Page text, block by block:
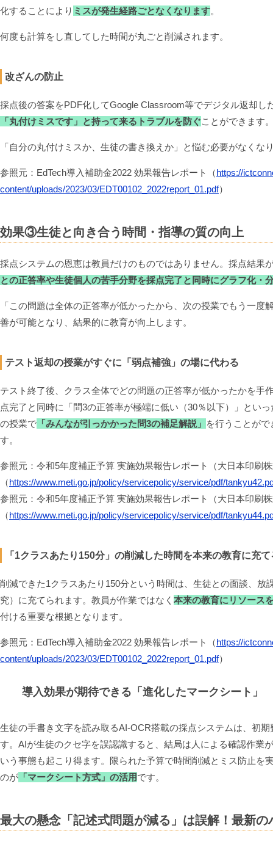
化することにより ミスが発生経路ごとなくなります。
何度も計算をし直してした時間が丸ごと削減されます。
改ざんの防止
採点後の答案をPDF化してGoogle Classroom等でデジタル返却し
「丸付けミスです」と持って来るトラブルを防ぐことができます
「自分の丸付けミスか、生徒の書き換えか」と悩む必要がなく
参照元：EdTech導入補助金2022 効果報告レポート（https://
content/uploads/2023/03/EDT00102_2022report_01.pdf）
効果③生徒と向き合う時間・指導の質の向上
採点システムの恩恵は教員だけのものではありません。採点結果
との正答率や生徒個人の苦手分野を採点完了と同時にグラフ化・
「この問題は全体の正答率が低かったから、次の授業でもう一
善が可能となり、結果的に教育が向上します。
テスト返却の授業がすぐに「弱点補強」の場に代わる
テスト終了後、クラス全体でどの問題の正答率が低かったかを手
点完了と同時に「問3の正答率が極端に低い（30％以下）」とい
の授業で 「みんなが引っかかった問3の補足解説」 を行うことが
す。
参照元：令和5年度補正予算 実施効果報告レポート（大日本印刷
（https://www.meti.go.jp/policy/servicepolicy/service/pdf/
参照元：令和5年度補正予算 実施効果報告レポート（大日本印刷
（https://www.meti.go.jp/policy/servicepolicy/service/pdf/
「1クラスあたり150分」の削減した時間を本来の教育に充て
削減できた1クラスあたり150分という時間は、生徒との面談、放
究）に充てられます。教員が作業ではなく 本来の教育にリソース
付ける重要な根拠となります。
参照元：EdTech導入補助金2022 効果報告レポート（https://
content/uploads/2023/03/EDT00102_2022report_01.pdf）
導入効果が期待できる「進化したマークシート」
生徒の手書き文字を読み取るAI-OCR搭載の採点システムは、初
す。AIが生徒のクセ字を誤認識すると、結局は人による確認作業
いう事態も起こり得ます。限られた予算で時間削減とミス防止を
のが 「マークシート方式」の活用です。
最大の懸念「記述式問題が減る」は誤解！最新